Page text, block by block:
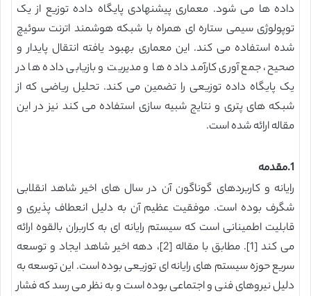
داده ها می شود. معماری پیشنهادی پایگاه داده توزیع از یک
توپولوژی سیمی ستاره ای همراه با شبکه هوشمند اترنت سوئیچ
شده استفاده می کند. این معماری بهبود یافته انتقال پایدار و
صحیح، جمع آوری کارآمد داده ها و مدیریت و بازیابی داده ها در
یک پایگاه داده توزیعی را تضمین می کند. تحلیل ریاضی که از
شبکه های پتری و نتایج شبیه سازی استفاده می کند نیز در این
مقاله ارائه شده است.
1.مقدمه
رایانه و کاربردهای گوناگون آن در سال های اخیر شاهد انقلابی
شگرف بوده است. موفقیت عظیم آن به دلیل انعطاف پذیری و
قابلیت اطمینانی است که سیستم رایانه ای به کاربران بالقوه ارائه
می کند [1]. مطابق با مقاله [2]، دهه اخیر شاهد ایجاد و توسعه
سریع حوزه سیستم های رایانه ای توزیعی بوده است. این توسعه به
دلیل نیروهای فنی و اجتماعی بوده است و به نظر می رسد که فشار